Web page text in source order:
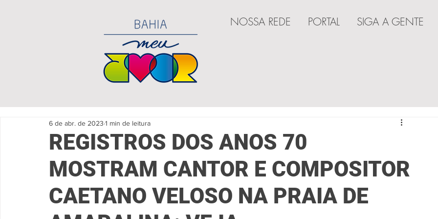
NOSSA REDE PORTAL SIGA A GENTE
REGISTROS DOS ANOS 70
MOSTRAM CANTOR E COMPOSITOR
CAETANO VELOSO NA PRAIA DE
6 de abr. de 2023 1 min de leitura